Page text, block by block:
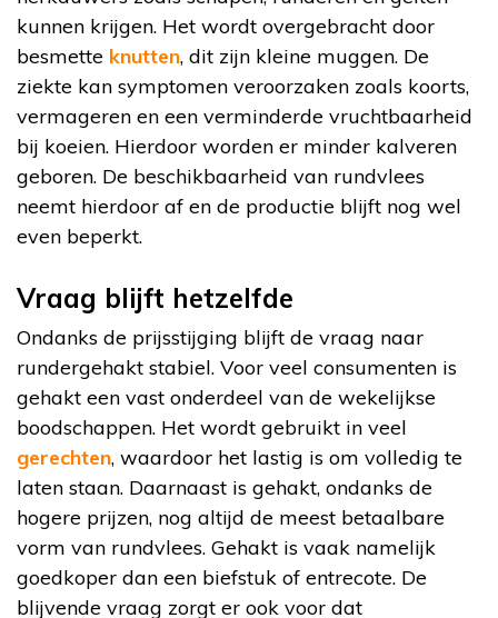
kunnen krijgen. Het wordt overgebracht door
besmette knutten, dit zijn kleine muggen. De
ziekte kan symptomen veroorzaken zoals koorts,
vermageren en een verminderde vruchtbaarheid
bij koeien. Hierdoor worden er minder kalveren
geboren. De beschikbaarheid van rundvlees
neemt hierdoor af en de productie blijft nog wel
even beperkt.
Vraag blijft hetzelfde
Ondanks de prijsstijging blijft de vraag naar
rundergehakt stabiel. Voor veel consumenten is
gehakt een vast onderdeel van de wekelijkse
boodschappen. Het wordt gebruikt in veel
gerechten, waardoor het lastig is om volledig te
laten staan. Daarnaast is gehakt, ondanks de
hogere prijzen, nog altijd de meest betaalbare
vorm van rundvlees. Gehakt is vaak namelijk
goedkoper dan een biefstuk of entrecote. De
blijvende vraag zorgt er ook voor dat